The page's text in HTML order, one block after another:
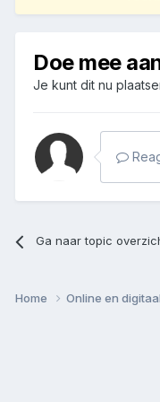
Doe mee
Je kunt dit nu
Ga naar topic
Home Online en digitaal